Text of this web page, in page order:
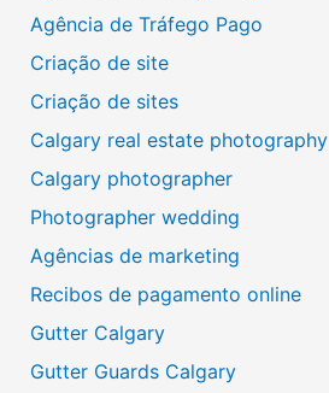
Agência de Tráfego Pago
Criação de site
Criação de sites
Calgary real estate photography
Calgary photographer
Photographer wedding
Agências de marketing
Recibos de pagamento online
Gutter Calgary
Gutter Guards Calgary